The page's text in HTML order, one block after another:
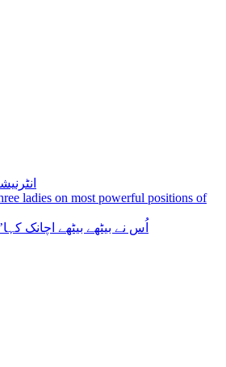
ladies on most powerful positions of
اُس نے بیٹھے بیٹھے اچانک